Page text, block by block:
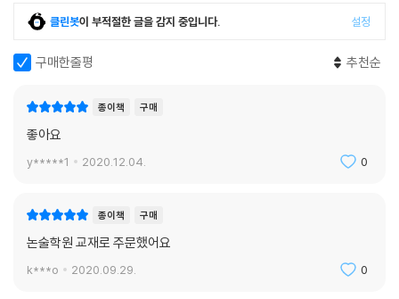
에는 가족 갈등, 가난과 빈부 문제, 계급 구조, 환경문제와 성차별 같은 주
제도 포함하고 있어, 집에서 학교에서 아이와 함께 토론을 함께 나눌 수 있
다.
들에게 이야기의 상상을 북돋는다. 현지어 그대로 표기한 간단한 벵골어와
용어설명은 독자들이 익숙하지 않은 순다르반스 지역 문화와 인도 벵골어
를 조금이나마 이해하는데 도움을 준다.
치할 다양성 분야의 책 가운데 하나로, 어린이와 청소년 모두가 함께 즐길
수 있는 어린이 소설이다.
클린봇이 부적절한 글을 감지 중입니다. 설정
구매한줄평 추천순
종이책 구매
좋아요
y*****1 2020.12.04. 0
종이책 구매
논술학원 교재로 주문했어요
k***o 2020.09.29. 0